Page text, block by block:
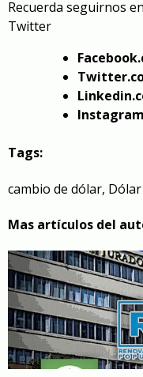
Recuerda seguirnos
Twitter
Tags:
cambio de dólar, Dólar
Mas artículos del